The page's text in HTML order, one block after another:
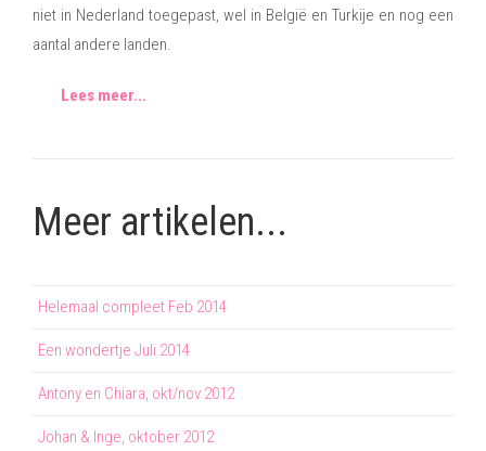
niet in Nederland toegepast, wel in België en Turkije en nog een
aantal andere landen.
Lees meer...
Meer artikelen...
Helemaal compleet Feb 2014
Een wondertje Juli 2014
Antony en Chiara, okt/nov 2012
Johan & Inge, oktober 2012